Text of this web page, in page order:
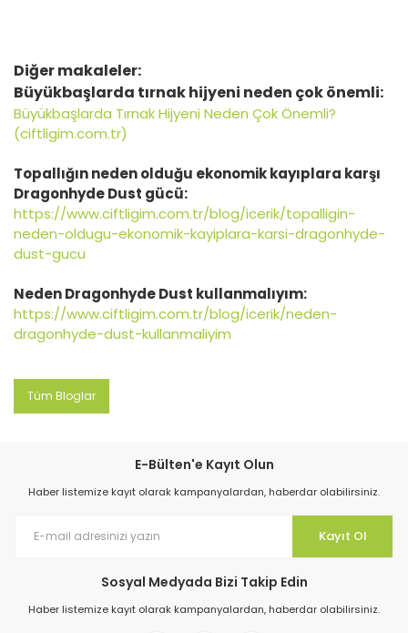
Diğer makaleler:
Büyükbaşlarda tırnak hijyeni neden çok önemli:
Büyükbaşlarda Tırnak Hijyeni Neden Çok Önemli?
(ciftligim.com.tr)
Topallığın neden olduğu ekonomik kayıplara karşı
Dragonhyde Dust gücü:
https://www.ciftligim.com.tr/blog/icerik/topalligin-
neden-oldugu-ekonomik-kayiplara-karsi-dragonhyde-
dust-gucu
Neden Dragonhyde Dust kullanmalıyım:
https://www.ciftligim.com.tr/blog/icerik/neden-
dragonhyde-dust-kullanmaliyim
Tüm Bloglar
E-Bülten'e Kayıt Olun
Haber listemize kayıt olarak kampanyalardan, haberdar olabilirsiniz.
Kayıt Ol
Sosyal Medyada Bizi Takip Edin
Haber listemize kayıt olarak kampanyalardan, haberdar olabilirsiniz.